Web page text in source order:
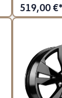
519,00€*